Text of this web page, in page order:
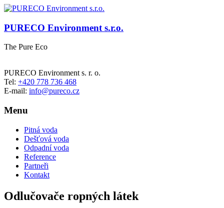
PURECO Environment s.r.o.
The Pure Eco
PURECO Environment s. r. o.
Tel: +420 778 736 468
E-mail: info@pureco.cz
Menu
Pitná voda
Dešťová voda
Odpadní voda
Reference
Partneři
Kontakt
Odlučovače ropných látek